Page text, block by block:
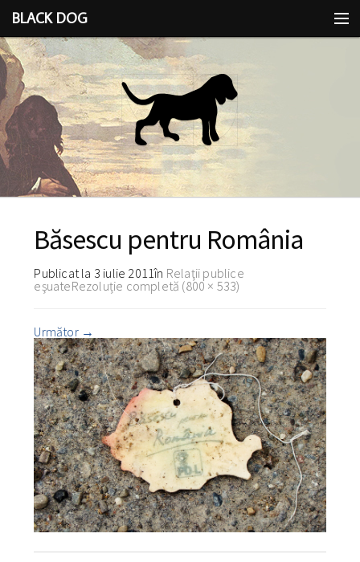
BLACK DOG
IDEEA
CU LIMBA SCOASĂ
Băsescu pentru România
Publicat la 3 iulie 2011în Relaţii publice
eşuateRezoluție completă (800 × 533)
Următor →